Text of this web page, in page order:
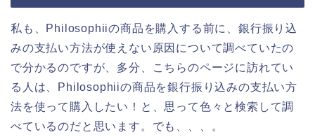
私も、Philosophiiの商品を購入する前に、銀行振り込
みの支払い方法が使えない原因について調べていたの
で分かるのですが、多分、こちらのページに訪れてい
る人は、Philosophiiの商品を銀行振り込みの支払い方
法を使って購入したい！と、思って色々と検索して調
べているのだと思います。でも、、、。